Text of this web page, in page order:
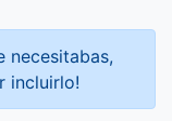
necesitabas,
incluirlo!